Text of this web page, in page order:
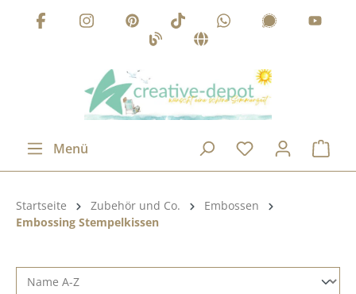
Zum Hauptinhalt springen
Menü
Produktkategorie:
Startseite Zubehör und Co.
Embossen
Embossing Stempelkissen